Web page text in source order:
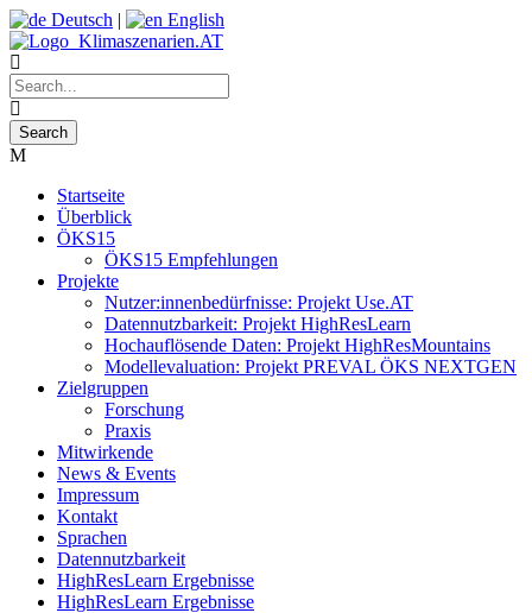
Deutsch | English
Startseite
Überblick
ÖKS15
ÖKS15 Empfehlungen
Projekte
Nutzer:innenbedürfnisse: Projekt Use.AT
Datennutzbarkeit: Projekt HighResLearn
Hochauflösende Daten: Projekt HighResMountains
Modellevaluation: Projekt PREVAL ÖKS NEXTGEN
Zielgruppen
Forschung
Praxis
Mitwirkende
News & Events
Impressum
Kontakt
Sprachen
Datennutzbarkeit
HighResLearn Ergebnisse
HighResLearn Ergebnisse